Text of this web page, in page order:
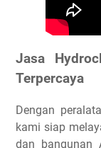
Jasa
Terpercaya
Dengan
kami siap
dan bangunan